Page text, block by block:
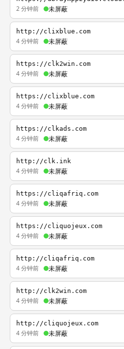
2 分钟前 未屏蔽
http://clixblue.com
4 分钟前 未屏蔽
https://clk2win.com
4 分钟前 未屏蔽
https://clixblue.com
4 分钟前 未屏蔽
https://clkads.com
4 分钟前 未屏蔽
http://clk.ink
4 分钟前 未屏蔽
https://cliqafriq.com
4 分钟前 未屏蔽
https://cliquojeux.com
4 分钟前 未屏蔽
http://cliqafriq.com
4 分钟前 未屏蔽
http://clk2win.com
4 分钟前 未屏蔽
http://cliquojeux.com
4 分钟前 未屏蔽